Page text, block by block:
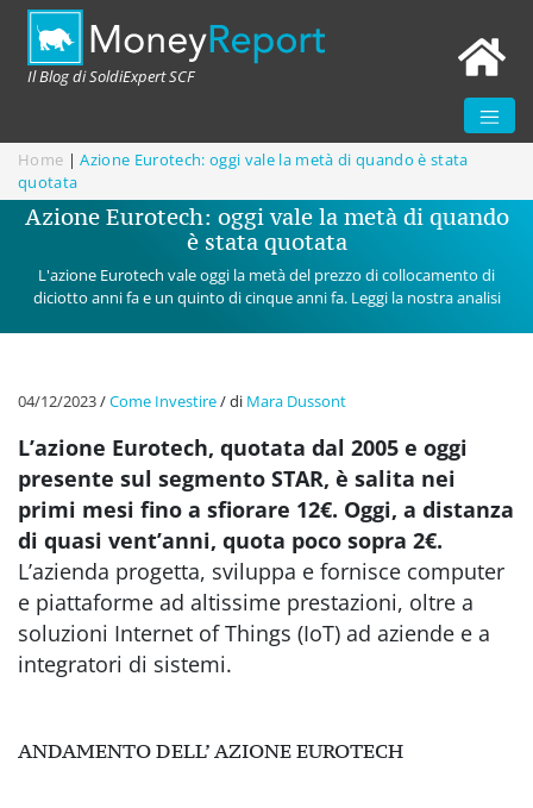
Il Blog di SoldiExpert SCF
Home |Azione Eurotech: oggi vale la metà di quando è stata
quotata
Azione Eurotech: oggi vale la metà di quando
è stata quotata
L'azione Eurotech vale oggi la metà del prezzo di collocamento di
diciotto anni fa e un quinto di cinque anni fa. Leggi la nostra analisi
04/12/2023/Come Investire/di Mara Dussont
L’azione Eurotech, quotata dal 2005 e oggi
presente sul segmento STAR, è salita nei
primi mesi fino a sfiorare 12€. Oggi, a distanza
di quasi vent’anni, quota poco sopra 2€.
L’azienda progetta, sviluppa e fornisce computer
e piattaforme ad altissime prestazioni, oltre a
soluzioni Internet of Things (IoT) ad aziende e a
integratori di sistemi.
ANDAMENTO DELL’ AZIONE EUROTECH